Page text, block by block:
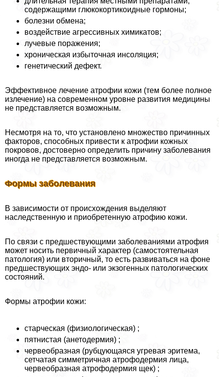
содержащими глюкокортикоидные гормоны;
болезни обмена;
воздействие агрессивных химикатов;
лучевые поражения;
хроническая избыточная инсоляция;
генетический дефект.
Эффективное лечение атрофии кожи (тем более полное
излечение) на современном уровне развития медицины
не представляется возможным.
Несмотря на то, что установлено множество причинных
факторов, способных привести к атрофии кожных
покровов, достоверно определить причину заболевания
иногда не представляется возможным.
Формы заболевания
В зависимости от происхождения выделяют
наследственную и приобретенную атрофию кожи.
По связи с предшествующими заболеваниями атрофия
может носить первичный хаpaктер (самостоятельная
патология) или вторичный, то есть развиваться на фоне
предшествующих эндо- или экзогенных патологических
состояний.
Формы атрофии кожи:
старческая (физиологическая) ;
пятнистая (анетодермия) ;
червеобразная (рубцующаяся угревая эритема,
сетчатая симметричная атрофодермия лица,
червеобразная атрофодермия щек) ;